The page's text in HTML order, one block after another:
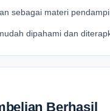
sebagai materi
dipahami dan
Berhasil